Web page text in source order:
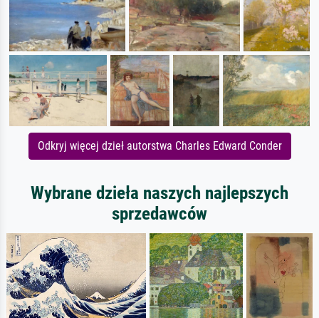
Odkryj więcej dzieł autorstwa Charles Edward Conder
Wybrane dzieła naszych najlepszych
sprzedawców